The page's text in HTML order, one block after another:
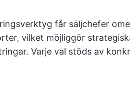
får säljchefer
vilket möjliggör
Varje val stöds av